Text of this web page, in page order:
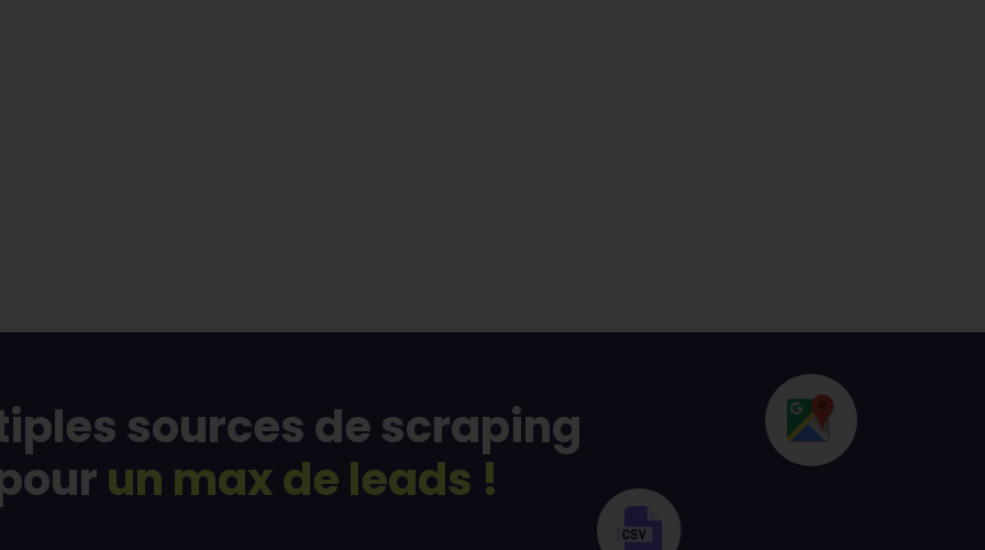
sources de scraping
un max de leads !